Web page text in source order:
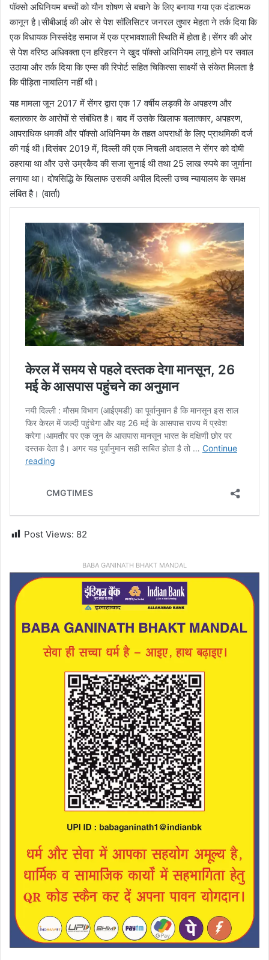
पॉक्सो अधिनियम बच्चों को यौन शोषण से बचाने के लिए बनाया गया एक दंडात्मक
कानून है।सीबीआई की ओर से पेश सॉलिसिटर जनरल तुषार मेहता ने तर्क दिया कि
एक विधायक निस्संदेह समाज में एक प्रभावशाली स्थिति में होता है।सेंगर की ओर
से पेश वरिष्ठ अधिवक्ता एन हरिहरन ने खुद पॉक्सो अधिनियम लागू होने पर सवाल
उठाया और तर्क दिया कि एम्स की रिपोर्ट सहित चिकित्सा साक्ष्यों से संकेत मिलता है
कि पीड़िता नाबालिग नहीं थी।
यह मामला जून 2017 में सेंगर द्वारा एक 17 वर्षीय लड़की के अपहरण और
बलात्कार के आरोपों से संबंधित है। बाद में उसके खिलाफ बलात्कार, अपहरण,
आपराधिक धमकी और पॉक्सो अधिनियम के तहत अपराधों के लिए प्राथमिकी दर्ज
की गई थी।दिसंबर 2019 में, दिल्ली की एक निचली अदालत ने सेंगर को दोषी
ठहराया था और उसे उम्रकैद की सजा सुनाई थी तथा 25 लाख रुपये का जुर्माना
लगाया था। दोषसिद्धि के खिलाफ उसकी अपील दिल्ली उच्च न्यायालय के समक्ष
लंबित है। (वार्ता)
Post Views: 82
BABA GANINATH BHAKT MANDAL